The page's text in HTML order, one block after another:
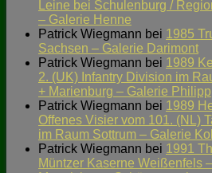
Leine bei Schulenburg /
– Galerie Henne
Patrick Wiegmann bei 1985
Sachsen – Galerie Darimont
Patrick Wiegmann bei 1989
2. (UK) Infantry Division im
+ Marienburg – Galerie Philipp
Patrick Wiegmann bei 1989
Offenes Visier vom 101. (NL)
im Raum Sottrum – Galerie
Patrick Wiegmann bei 1991
Müntzer Kaserne Weißenfels